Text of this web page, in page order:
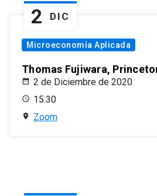
2 DIC
Microeconomía Aplicada
Thomas Fujiwara,
2 de Diciembre de 2020
15:30
Zoom